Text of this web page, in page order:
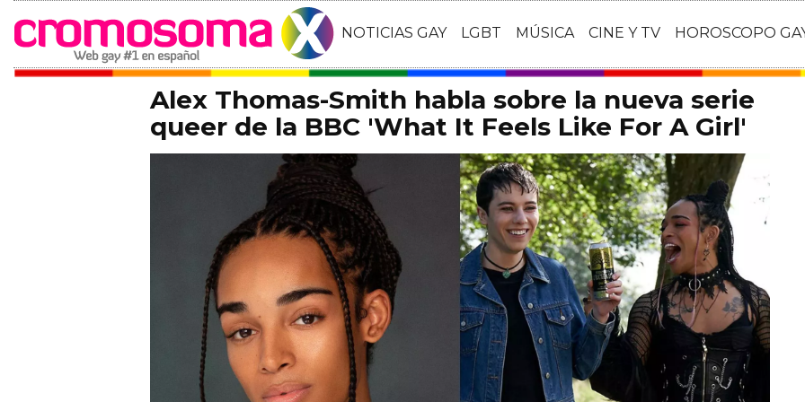
NOTICIAS GAY LGBT MÚSICA CINE Y TV HOROSCOPO
Alex Thomas-Smith habla sobre la nueva serie
queer de la BBC 'What It Feels Like For A Girl'